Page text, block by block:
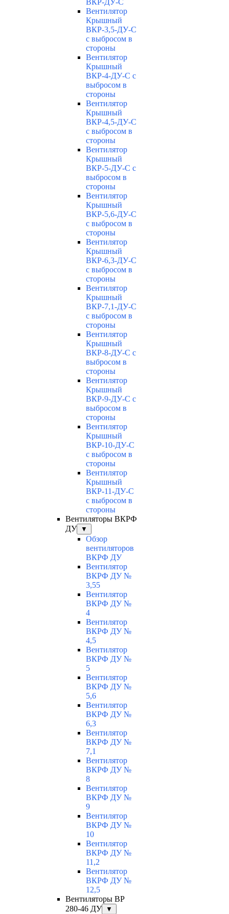
ВКР-ДУ-С
Вентилятор
Крышный
ВКР-3,5-ДУ-С
с выбросом в
стороны
Вентилятор
Крышный
ВКР-4-ДУ-С с
выбросом в
стороны
Вентилятор
Крышный
ВКР-4,5-ДУ-С
с выбросом в
стороны
Вентилятор
Крышный
ВКР-5-ДУ-С с
выбросом в
стороны
Вентилятор
Крышный
ВКР-5,6-ДУ-С
с выбросом в
стороны
Вентилятор
Крышный
ВКР-6,3-ДУ-С
с выбросом в
стороны
Вентилятор
Крышный
ВКР-7,1-ДУ-С
с выбросом в
стороны
Вентилятор
Крышный
ВКР-8-ДУ-С с
выбросом в
стороны
Вентилятор
Крышный
ВКР-9-ДУ-С с
выбросом в
стороны
Вентилятор
Крышный
ВКР-10-ДУ-С
с выбросом в
стороны
Вентилятор
Крышный
ВКР-11-ДУ-С
с выбросом в
стороны
Вентиляторы ВКРФ
ДУ
▼
Обзор
вентиляторов
ВКРФ ДУ
Вентилятор
ВКРФ ДУ №
3,55
Вентилятор
ВКРФ ДУ №
4
Вентилятор
ВКРФ ДУ №
4,5
Вентилятор
ВКРФ ДУ №
5
Вентилятор
ВКРФ ДУ №
5,6
Вентилятор
ВКРФ ДУ №
6,3
Вентилятор
ВКРФ ДУ №
7,1
Вентилятор
ВКРФ ДУ №
8
Вентилятор
ВКРФ ДУ №
9
Вентилятор
ВКРФ ДУ №
10
Вентилятор
ВКРФ ДУ №
11,2
Вентилятор
ВКРФ ДУ №
12,5
Вентиляторы ВР
280-46 ДУ
▼